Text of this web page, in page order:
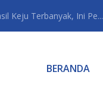
Keju Terbanyak, Ini Pe...
BERANDA